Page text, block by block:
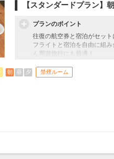
【スタンダードプラン
プランのポイント
往復の航空券と宿泊がセット
フライトと宿泊を自由に組
ん周遊旅行にも最適！
フライトは、安心のJAL（
オプションでレンタカーや
朝 昼 夕 禁煙ルーム